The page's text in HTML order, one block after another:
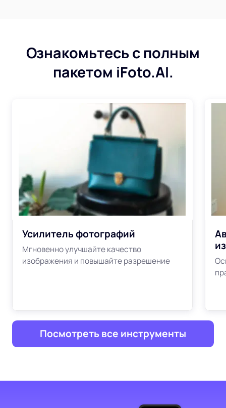
Ознакомьтесь с полным
пакетом iFoto.AI.
Усилитель фотографий
Мгновенно улучшайте качество
изображения и повышайте разрешение
Посмотреть все инструменты